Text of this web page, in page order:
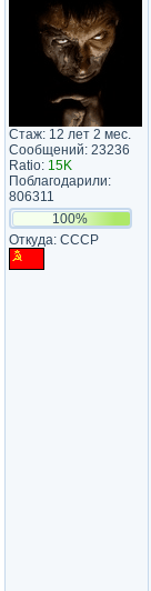
Стаж: 12 лет 2 мес.
Сообщений: 23236
Ratio: 15K
Поблагодарили:
806311
100%
Откуда: CCCP